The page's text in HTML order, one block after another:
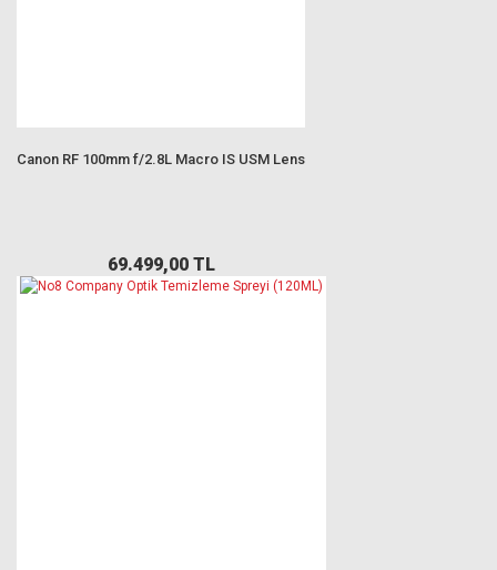
Canon RF 100mm f/2.8L Macro IS USM Lens
69.499,00 TL